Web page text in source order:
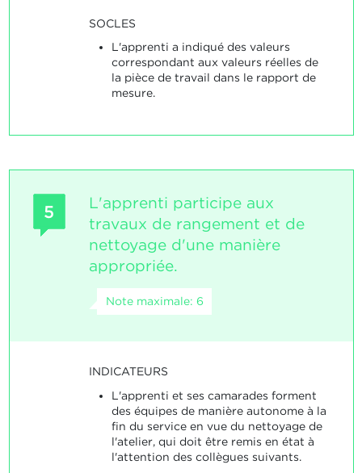
SOCLES
L'apprenti a indiqué des valeurs
correspondant aux valeurs réelles de
la pièce de travail dans le rapport de
mesure.
5
L'apprenti participe aux
travaux de rangement et de
nettoyage d'une manière
appropriée.
Note maximale: 6
INDICATEURS
L'apprenti et ses camarades forment
des équipes de manière autonome à la
fin du service en vue du nettoyage de
l'atelier, qui doit être remis en état à
l'attention des collègues suivants.